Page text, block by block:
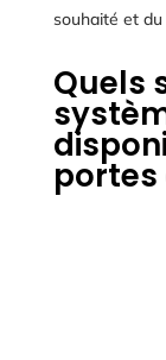
souhaité et
Quels
portes